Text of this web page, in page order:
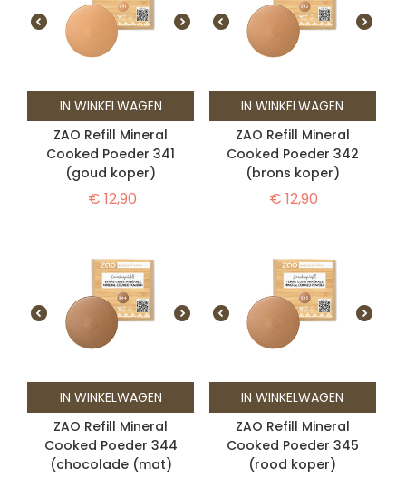
IN WINKELWAGEN
ZAO Refill Mineral
Cooked Poeder 341
(goud koper)
€ 12,90
IN WINKELWAGEN
ZAO Refill Mineral
Cooked Poeder 342
(brons koper)
€ 12,90
IN WINKELWAGEN
ZAO Refill Mineral
Cooked Poeder 344
(chocolade (mat)
IN WINKELWAGEN
ZAO Refill Mineral
Cooked Poeder 345
(rood koper)